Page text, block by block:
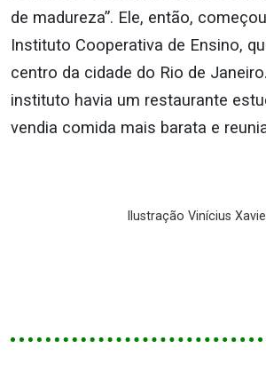
de madureza”. Ele, então,
Instituto Cooperativa de Ensino,
centro da cidade do Rio de
instituto havia um restaurante
vendia comida mais barata e
Ilustração Vinícius